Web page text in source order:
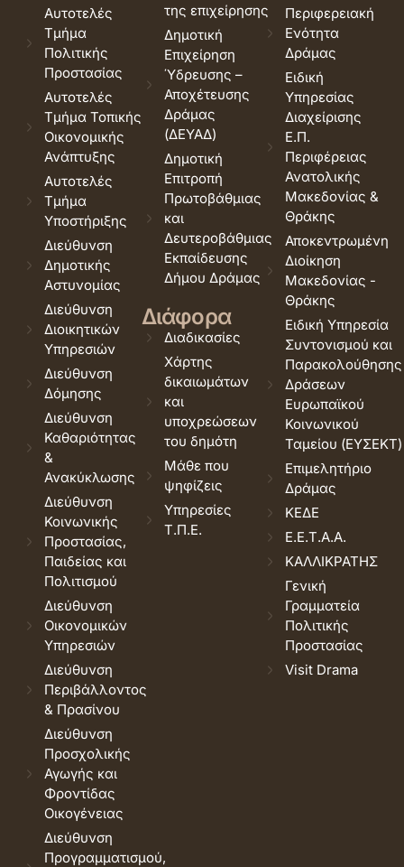
Αυτοτελές
Τμήμα
Πολιτικής
Προστασίας
Αυτοτελές
Τμήμα Τοπικής
Οικονομικής
Ανάπτυξης
Αυτοτελές
Τμήμα
Υποστήριξης
Διεύθυνση
Δημοτικής
Αστυνομίας
Διεύθυνση
Διοικητικών
Υπηρεσιών
Διεύθυνση
Δόμησης
Διεύθυνση
Καθαριότητας
&
Ανακύκλωσης
Διεύθυνση
Κοινωνικής
Προστασίας,
Παιδείας και
Πολιτισμού
Διεύθυνση
Οικονομικών
Υπηρεσιών
Διεύθυνση
Περιβάλλοντος
& Πρασίνου
Διεύθυνση
Προσχολικής
Αγωγής και
Φροντίδας
Οικογένειας
Διεύθυνση
Προγραμματισμού,
της επιχείρησης
Δημοτική
Επιχείρηση
Ύδρευσης –
Αποχέτευσης
Δράμας
(ΔΕΥΑΔ)
Δημοτική
Επιτροπή
Πρωτοβάθμιας
και
Δευτεροβάθμιας
Εκπαίδευσης
Δήμου Δράμας
Διάφορα
Διαδικασίες
Χάρτης
δικαιωμάτων
και
υποχρεώσεων
του δημότη
Μάθε που
ψηφίζεις
Υπηρεσίες
Τ.Π.Ε.
Περιφερειακή
Ενότητα
Δράμας
Ειδική
Υπηρεσίας
Διαχείρισης
Ε.Π.
Περιφέρειας
Ανατολικής
Μακεδονίας &
Θράκης
Αποκεντρωμένη
Διοίκηση
Μακεδονίας -
Θράκης
Ειδική Υπηρεσία
Συντονισμού και
Παρακολούθησης
Δράσεων
Ευρωπαϊκού
Κοινωνικού
Ταμείου (ΕΥΣΕΚΤ)
Επιμελητήριο
Δράμας
ΚΕΔΕ
Ε.Ε.Τ.Α.Α.
ΚΑΛΛΙΚΡΑΤΗΣ
Γενική
Γραμματεία
Πολιτικής
Προστασίας
Visit Drama